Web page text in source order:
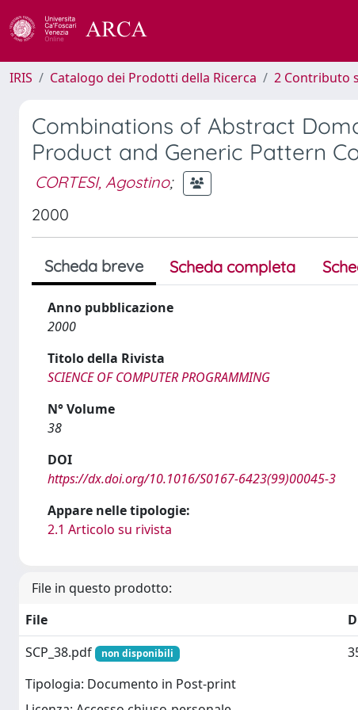
IRIS Catalogo dei Prodotti della Ricerca 2 Contributo
Combinations of Abstract
Product and Generic Pattern
CORTESI, Agostino;
2000
Scheda breve Scheda completa
Anno pubblicazione
2000
Titolo della Rivista
SCIENCE OF COMPUTER PROGRAMMING
N° Volume
38
DOI
https://dx.doi.org/10.1016/S0167-6423(99)00045-3
Appare nelle tipologie:
2.1 Articolo su rivista
File in questo prodotto:
File
SCP_38.pdf
non disponibili
Tipologia: Documento in Post-print